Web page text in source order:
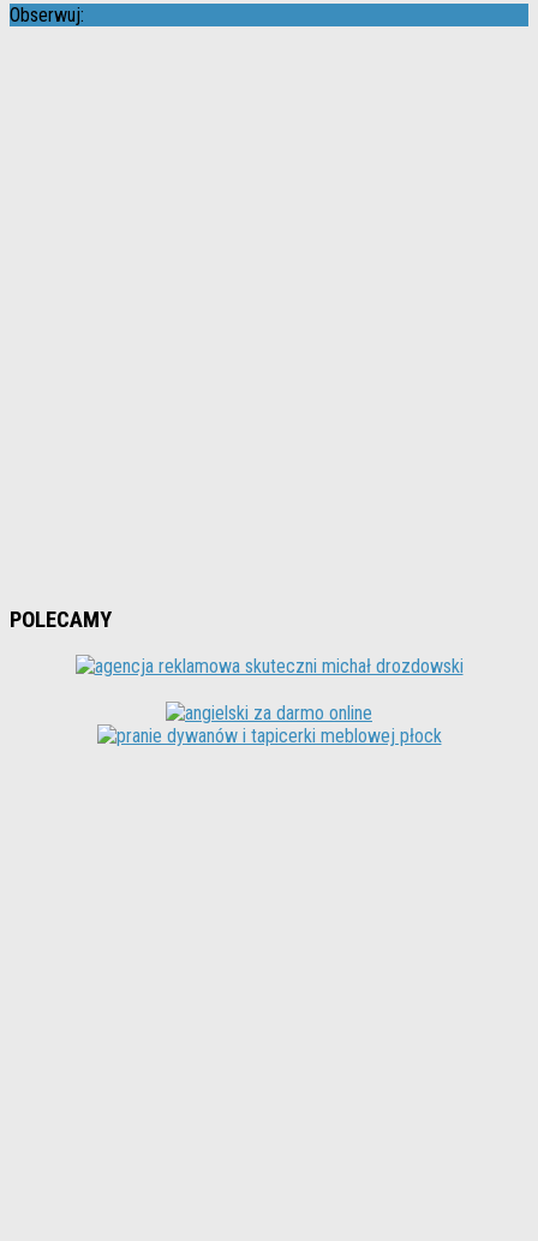
Obserwuj:
POLECAMY